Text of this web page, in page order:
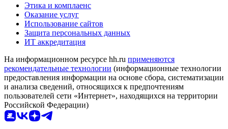
Этика и комплаенс
Оказание услуг
Использование сайтов
Защита персональных данных
ИТ аккредитация
На информационном ресурсе hh.ru применяются
рекомендательные технологии (информационные технологии
предоставления информации на основе сбора, систематизации
и анализа сведений, относящихся к предпочтениям
пользователей сети «Интернет», находящихся на территории
Российской Федерации)